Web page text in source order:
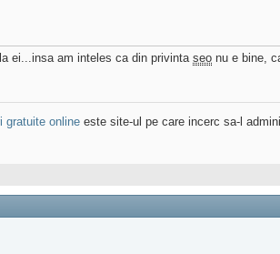
ei...insa am inteles ca din privinta seo nu e bine,
gratuite online este site-ul pe care incerc sa-l